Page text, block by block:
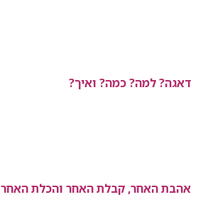
דאגה? למה? כמה? ואיך?
אהבת האחר, קבלת האחר והכלת האחר